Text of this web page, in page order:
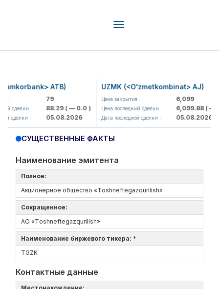
Toggle
ATB)
сделки : 88.29( — 0.0 )
: 05.08.2026
UZMK (<O'zmetkombinat> AJ)
Цена закрытия : 6,099
Цена последний сделки : 6,099.88( — 0.0
Дата последней сделки : 05.08.2026
СУЩЕСТВЕННЫЕ ФАКТЫ
Наименование эмитента
Полное:
Акционерное общество «Tоshneftеgazqurilish»
Сокращенное:
АО «Tоshneftеgazqurilish»
Наименование биржевого тикера: *
TGZK
Контактные данные